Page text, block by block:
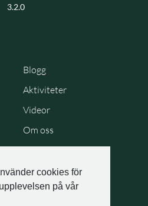
cookies för
på vår
3.2.0
Blogg
Aktiviteter
Videor
Om oss
Personuppgiftspolicy